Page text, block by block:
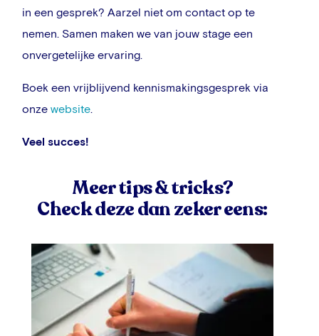
in een gesprek? Aarzel niet om contact op te
nemen. Samen maken we van jouw stage een
onvergetelijke ervaring.
Boek een vrijblijvend kennismakingsgesprek via
onzewebsite.
Veel succes!
Meer tips & tricks?
Check deze dan zeker eens: